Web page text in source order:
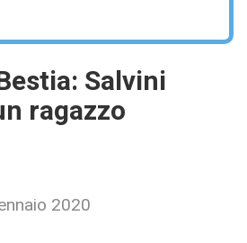
Salvini
ragazzo
2020